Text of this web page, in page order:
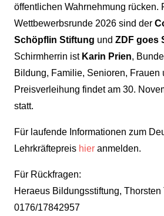
öffentlichen Wahrnehmung rücken.
Wettbewerbsrunde 2026 sind der
Schöpflin Stiftung und ZDF goes
Schirmherrin ist Karin Prien,
Bildung, Familie, Senioren, Frauen
Preisverleihung findet am 30.
statt.
Für laufende Informationen zum
Lehrkräftepreis hier anmelden.
Für Rückfragen:
Heraeus Bildungsstiftung, Thorsten
0176/17842957